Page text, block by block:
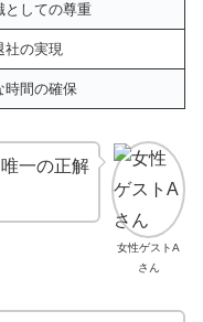
としての尊重
社の実現
時間の確保
女性ゲストA
さん
一の正解